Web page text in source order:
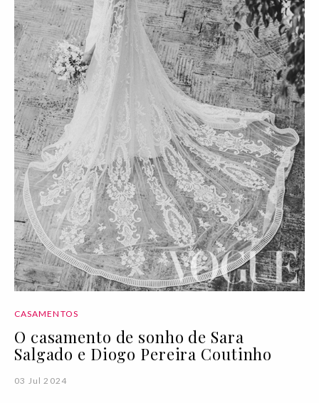
CASAMENTOS
O casamento de sonho de Sara
Salgado e Diogo Pereira Coutinho
03 Jul 2024